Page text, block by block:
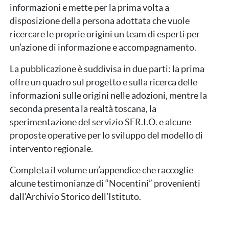
informazioni e mette per la prima volta a
disposizione della persona adottata che vuole
ricercare le proprie origini un team di esperti per
un’azione di informazione e accompagnamento.
La pubblicazione è suddivisa in due parti: la prima
offre un quadro sul progetto e sulla ricerca delle
informazioni sulle origini nelle adozioni, mentre la
seconda presenta la realtà toscana, la
sperimentazione del servizio SER.I.O. e alcune
proposte operative per lo sviluppo del modello di
intervento regionale.
Completa il volume un’appendice che raccoglie
alcune testimonianze di “Nocentini” provenienti
dall’Archivio Storico dell’Istituto.